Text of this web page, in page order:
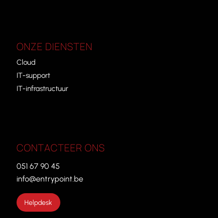
ONZE DIENSTEN
Cloud
IT-support
IT-infrastructuur
CONTACTEER ONS
051 67 90 45
info@entrypoint.be
Helpdesk